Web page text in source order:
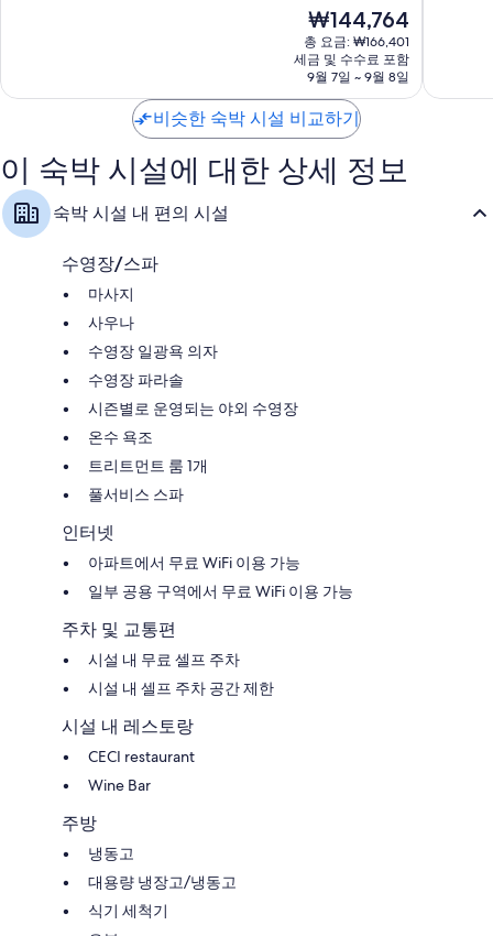
파
멘
티
Orvieto
최
요,
이
용
후
기
현
재
요
금
₩144,764
₩144,764
총 요금: ₩166,401
세금 및 수수료 포함
9월 7일 ~ 9월 8일
매
비슷한 숙박 시설 비교하기
이 숙박 시설에 대한 상세 정보
숙박 시설 내 편의 시설
수영장/스파
마사지
사우나
수영장 일광욕 의자
수영장 파라솔
시즌별로 운영되는 야외 수영장
온수 욕조
트리트먼트 룸 1개
풀서비스 스파
인터넷
아파트에서 무료 WiFi 이용 가능
일부 공용 구역에서 무료 WiFi 이용 가능
주차 및 교통편
시설 내 무료 셀프 주차
시설 내 셀프 주차 공간 제한
시설 내 레스토랑
CECI restaurant
Wine Bar
주방
냉동고
대용량 냉장고/냉동고
식기 세척기